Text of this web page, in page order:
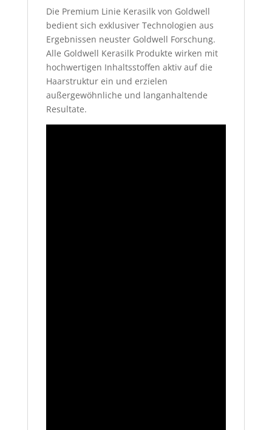
Die Premium Linie Kerasilk von Goldwell
bedient sich exklusiver Technologien aus
Ergebnissen neuster Goldwell Forschung.
Alle Goldwell Kerasilk Produkte wirken mit
hochwertigen Inhaltsstoffen aktiv auf die
Haarstruktur ein und erzielen
außergewöhnliche und langanhaltende
Resultate.